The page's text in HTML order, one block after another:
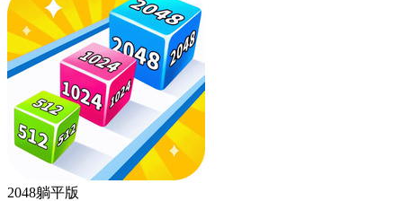
2048躺平版